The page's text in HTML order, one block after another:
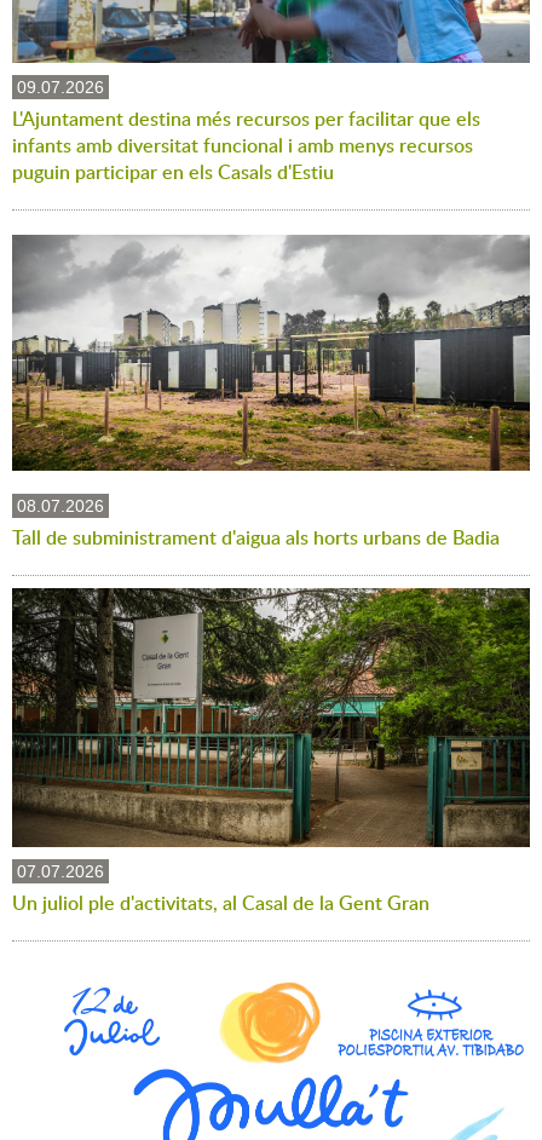
09.07.2026
L'Ajuntament destina més recursos per facilitar que els
infants amb diversitat funcional i amb menys recursos
puguin participar en els Casals d'Estiu
08.07.2026
Tall de subministrament d'aigua als horts urbans de Badia
07.07.2026
Un juliol ple d'activitats, al Casal de la Gent Gran